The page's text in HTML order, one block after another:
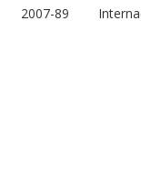
2007-89